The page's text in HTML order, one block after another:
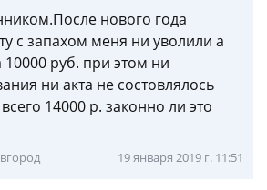
нового года
с запахом меня ни уволили а
руб. при этом ни
ни акта не состовлялось
14000 р. законно ли это
19 января 2019 г. 11:51